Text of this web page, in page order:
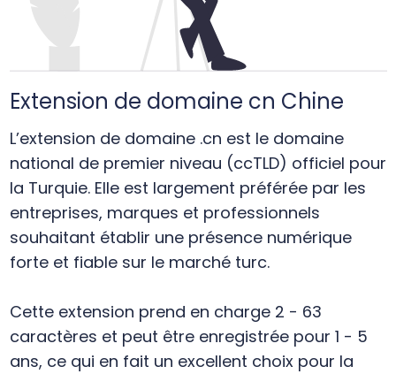
Extension de domaine cn Chine
L’extension de domaine .cn est le domaine
national de premier niveau (ccTLD) officiel pour
la Turquie. Elle est largement préférée par les
entreprises, marques et professionnels
souhaitant établir une présence numérique
forte et fiable sur le marché turc.
Cette extension prend en charge 2 - 63
caractères et peut être enregistrée pour 1 - 5
ans, ce qui en fait un excellent choix pour la